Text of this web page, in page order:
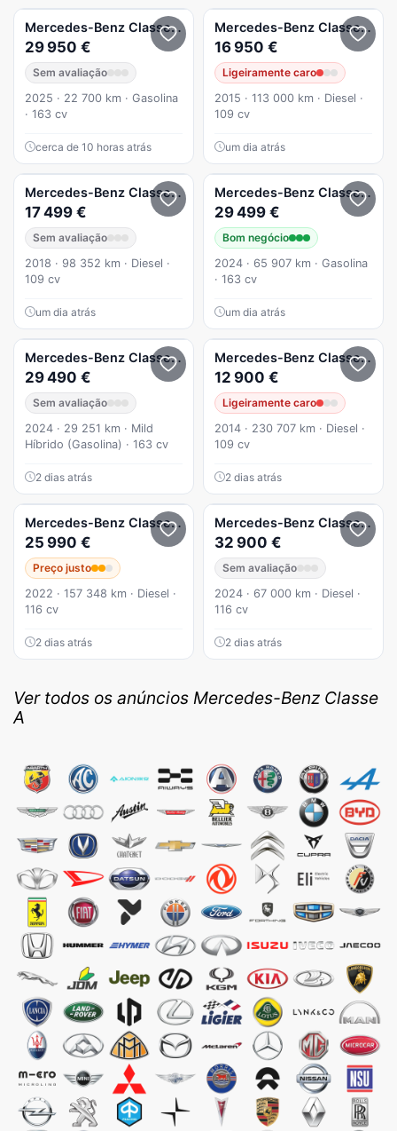
Mercedes-Benz Classe A
29 950 €
Sem avaliação
2025 · 22 700 km · Gasolina
· 163 cv
cerca de 10 horas atrás
Mercedes-Benz Classe A
16 950 €
Ligeiramente caro
2015 · 113 000 km · Diesel ·
109 cv
um dia atrás
Mercedes-Benz Classe A A 180 CDI (BlueEFFICIENCY)
17 499 €
Sem avaliação
2018 · 98 352 km · Diesel ·
109 cv
um dia atrás
Mercedes-Benz Classe A
29 499 €
Bom negócio
2024 · 65 907 km · Gasolina
· 163 cv
um dia atrás
Mercedes-Benz Classe A A 200
29 490 €
Sem avaliação
2024 · 29 251 km · Mild
Híbrido (Gasolina) · 163 cv
2 dias atrás
Mercedes-Benz Classe A
12 900 €
Ligeiramente caro
2014 · 230 707 km · Diesel ·
109 cv
2 dias atrás
Mercedes-Benz Classe A
25 990 €
Preço justo
2022 · 157 348 km · Diesel ·
116 cv
2 dias atrás
Mercedes-Benz Classe A
32 900 €
Sem avaliação
2024 · 67 000 km · Diesel ·
116 cv
2 dias atrás
Ver todos os anúncios Mercedes-Benz Classe
A